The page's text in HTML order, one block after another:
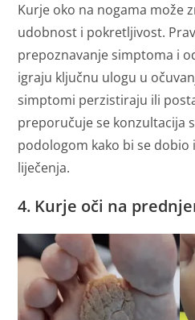
Kurje oko na nogama može
udobnost i pokretljivost.
prepoznavanje simptoma i
igraju ključnu ulogu u
simptomi perzistiraju ili
preporučuje se konzultacija
podologom kako bi se
liječenja.
4. Kurje oči na